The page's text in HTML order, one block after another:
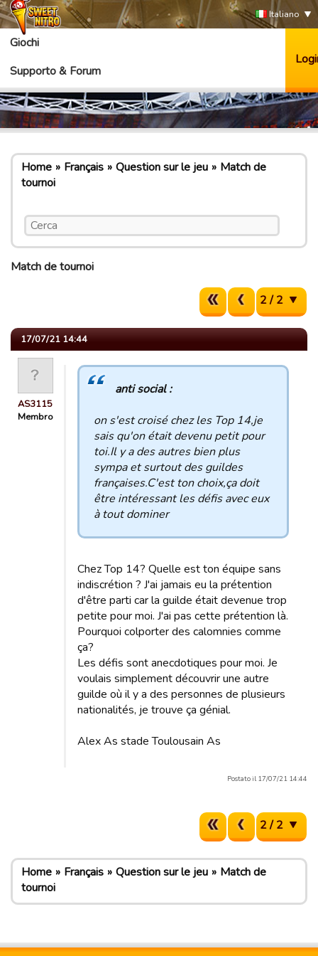
Italiano
Giochi
Supporto & Forum
Home Français Question sur le jeu
Match de
tournoi
Match de tournoi
2 / 2
17/07/21 14:44
AS3115
Membro
anti social :
on s'est croisé chez les Top 14,je
sais qu'on était devenu petit pour
toi.Il y a des autres bien plus
sympa et surtout des guildes
françaises.C'est ton choix,ça doit
être intéressant les défis avec eux
à tout dominer
Chez Top 14? Quelle est ton équipe sans
indiscrétion ? J'ai jamais eu la prétention
d'être parti car la guilde était devenue trop
petite pour moi. J'ai pas cette prétention là.
Pourquoi colporter des calomnies comme
ça?
Les défis sont anecdotiques pour moi. Je
voulais simplement découvrir une autre
guilde où il y a des personnes de plusieurs
nationalités, je trouve ça génial.
Alex As stade Toulousain As
Postato il 17/07/21 14:44
2 / 2
Home Français Question sur le jeu
Match de
tournoi